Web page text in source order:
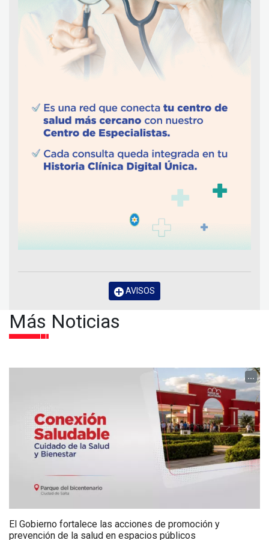
AVISOS
Más Noticias
...
El Gobierno fortalece las acciones de promoción y
prevención de la salud en espacios públicos